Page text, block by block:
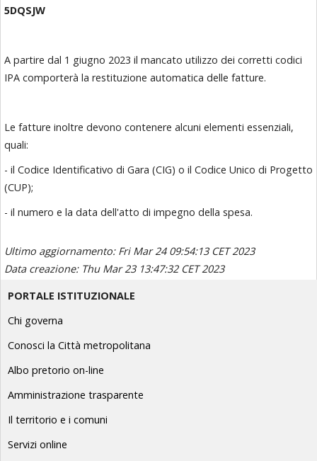
5DQSJW
A partire dal 1 giugno 2023 il mancato utilizzo dei corretti codici
IPA comporterà la restituzione automatica delle fatture.
Le fatture inoltre devono contenere alcuni elementi essenziali,
quali:
- il Codice Identificativo di Gara (CIG) o il Codice Unico di Progetto
(CUP);
- il numero e la data dell'atto di impegno della spesa.
Ultimo aggiornamento: Fri Mar 24 09:54:13 CET 2023
Data creazione: Thu Mar 23 13:47:32 CET 2023
PORTALE ISTITUZIONALE
Chi governa
Conosci la Città metropolitana
Albo pretorio on-line
Amministrazione trasparente
Il territorio e i comuni
Servizi online